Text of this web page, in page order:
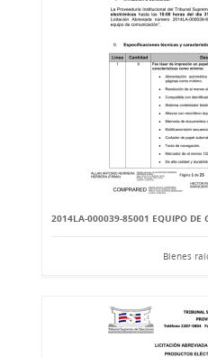
2014LA-000039-85001 EQUIPO DE
Bienes